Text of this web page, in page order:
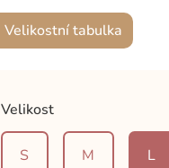
Velikostní tabulka
Velikost
S M L